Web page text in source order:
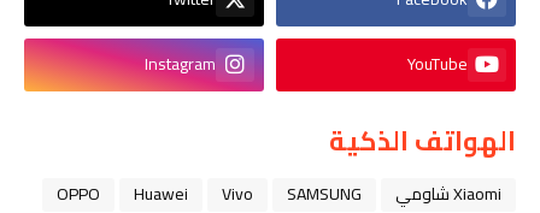
YouTube
Instagram
الهواتف الذكية
Xiaomi شاومي SAMSUNG
Vivo
Huawei
OPPO